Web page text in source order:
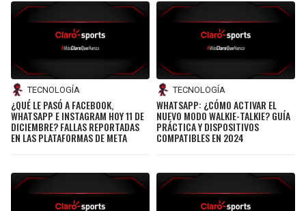
TECNOLOGÍA
¿QUÉ LE PASÓ A FACEBOOK,
WHATSAPP E INSTAGRAM HOY 11 DE
DICIEMBRE? FALLAS REPORTADAS
EN LAS PLATAFORMAS DE META
TECNOLOGÍA
WHATSAPP: ¿CÓMO ACTIVAR EL
NUEVO MODO WALKIE-TALKIE? GUÍA
PRÁCTICA Y DISPOSITIVOS
COMPATIBLES EN 2024